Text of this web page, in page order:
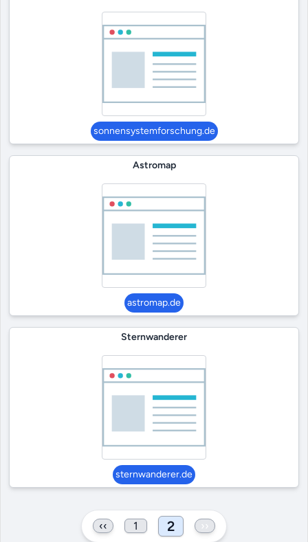
sonnensystemforschung.de
Astromap
astromap.de
Sternwanderer
sternwanderer.de
‹‹ 1 2 ››